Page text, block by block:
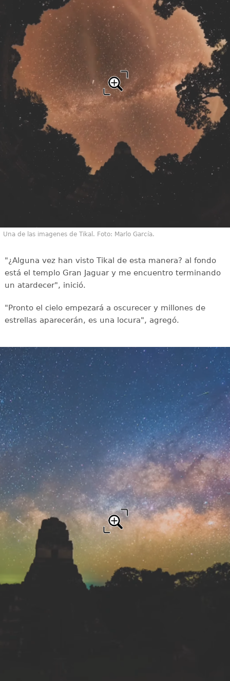
Una de las imagenes de Tikal. Foto: Marlo García.
"¿Alguna vez han visto Tikal de esta manera? al fondo
está el templo Gran Jaguar y me encuentro terminando
un atardecer", inició.
"Pronto el cielo empezará a oscurecer y millones de
estrellas aparecerán, es una locura", agregó.